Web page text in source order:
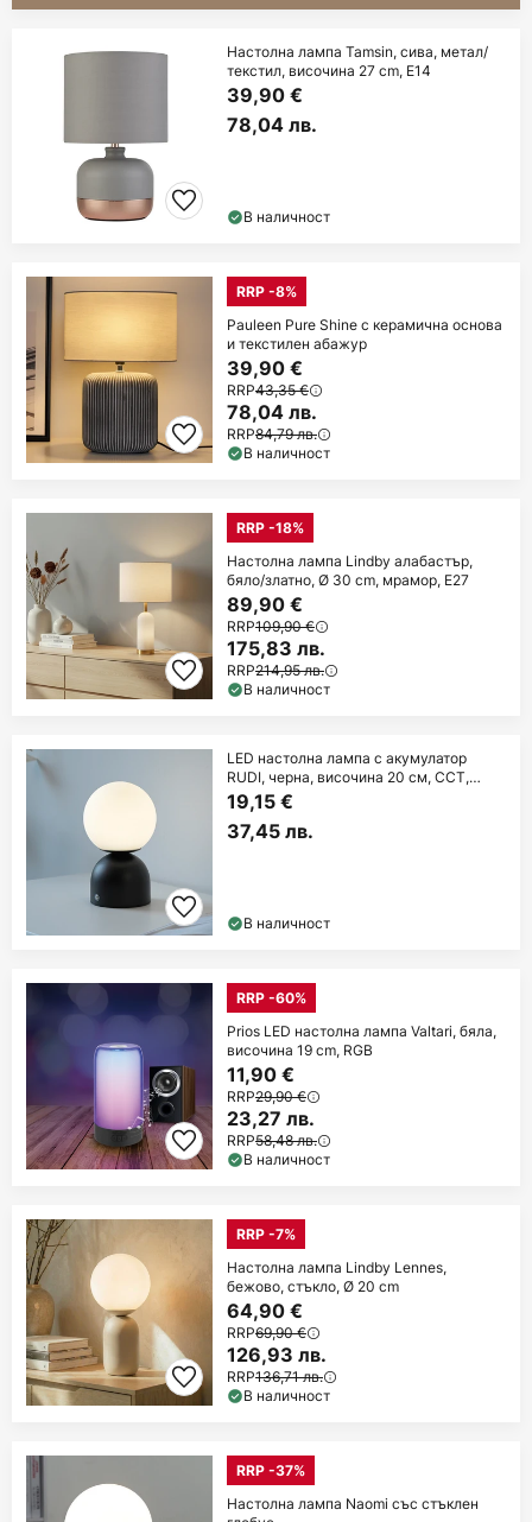
Настолна лампа Tamsin, сива, метал/
текстил, височина 27 cm, E14
39,90 €
78,04 лв.
В наличност
RRP -8%
Pauleen Pure Shine с керамична основа
и текстилен абажур
39,90 €
RRP43,35 €
78,04 лв.
RRP84,79 лв.
В наличност
RRP -18%
Настолна лампа Lindby алабастър,
бяло/златно, Ø 30 cm, мрамор, E27
89,90 €
RRP109,90 €
175,83 лв.
RRP214,95 лв.
В наличност
LED настолна лампа с акумулатор
RUDI, черна, височина 20 см, CCT,
сензорно
19,15 €
37,45 лв.
В наличност
RRP -60%
Prios LED настолна лампа Valtari, бяла,
височина 19 cm, RGB
11,90 €
RRP29,90 €
23,27 лв.
RRP58,48 лв.
В наличност
RRP -7%
Настолна лампа Lindby Lennes,
бежово, стъкло, Ø 20 cm
64,90 €
RRP69,90 €
126,93 лв.
RRP136,71 лв.
В наличност
RRP -37%
Настолна лампа Naomi със стъклен